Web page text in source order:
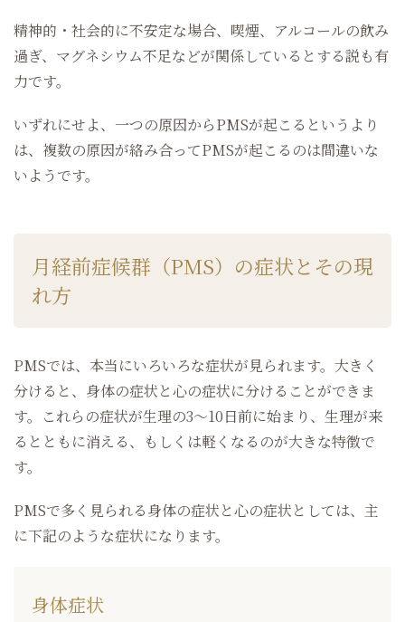
精神的・社会的に不安定な場合、喫煙、アルコールの飲み
過ぎ、マグネシウム不足などが関係しているとする説も有
力です。
いずれにせよ、一つの原因からPMSが起こるというより
は、複数の原因が絡み合ってPMSが起こるのは間違いな
いようです。
月経前症候群（PMS）の症状とその現
れ方
PMSでは、本当にいろいろな症状が見られます。大きく
分けると、身体の症状と心の症状に分けることができま
す。これらの症状が生理の3〜10日前に始まり、生理が来
るとともに消える、もしくは軽くなるのが大きな特徴で
す。
PMSで多く見られる身体の症状と心の症状としては、主
に下記のような症状になります。
身体症状